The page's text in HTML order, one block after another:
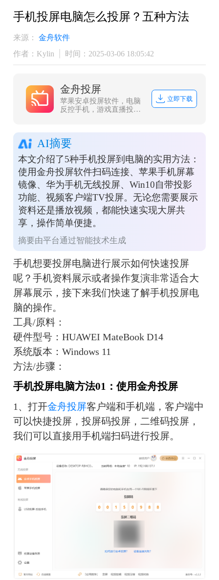
​手机投屏电脑怎么投屏？五种方法
来源：
金舟软件
作者：Kylin
时间：2025-03-06 18:05:42
金舟投屏
苹果安卓投屏软件，电脑
反控手机，游戏直播投
立即下载
AI摘要
本文介绍了5种手机投屏到电脑的实用方法：
使用金舟投屏软件扫码连接、苹果手机屏幕
镜像、华为手机无线投屏、Win10自带投影
功能、视频客户端TV投屏。无论您需要展示
资料还是播放视频，都能快速实现大屏共
享，操作简单便捷。
摘要由平台通过智能技术生成
手机想要投屏电脑进行展示如何快速投屏
呢？手机资料展示或者操作复演非常适合大
屏幕展示，接下来我们快速了解手机投屏电
脑的操作。
工具/原料：
硬件型号：HUAWEI MateBook D14
系统版本：Windows 11
方法/步骤：
手机投屏电脑方法01：使用金舟投屏
1、打开金舟投屏客户端和手机端，客户端中
可以快捷投屏，投屏码投屏，二维码投屏，
我们可以直接用手机端扫码进行投屏。